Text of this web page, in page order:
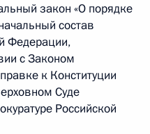
закон «О порядке
состав
Федерации,
с Законом
к Конституции
Суде
Российской